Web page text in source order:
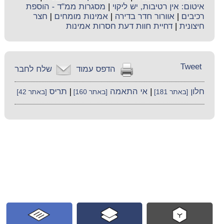
איטום: אין רטיבות, יש ליקוי | מסגרות ממ"ד - הוספת
רכיבים | אוורור חדר בדירה | אמינות מומחים | חצר
חיצונית |דחיית חוות דעת חסרות אמינות
שלח לחבר הדפס עמוד Tweet
חלון [באתר 181] | אי התאמה [באתר 160] | תריס [באתר 42]